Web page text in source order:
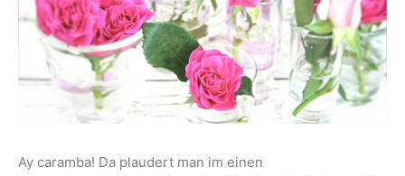
Ay caramba! Da plaudert man im einen